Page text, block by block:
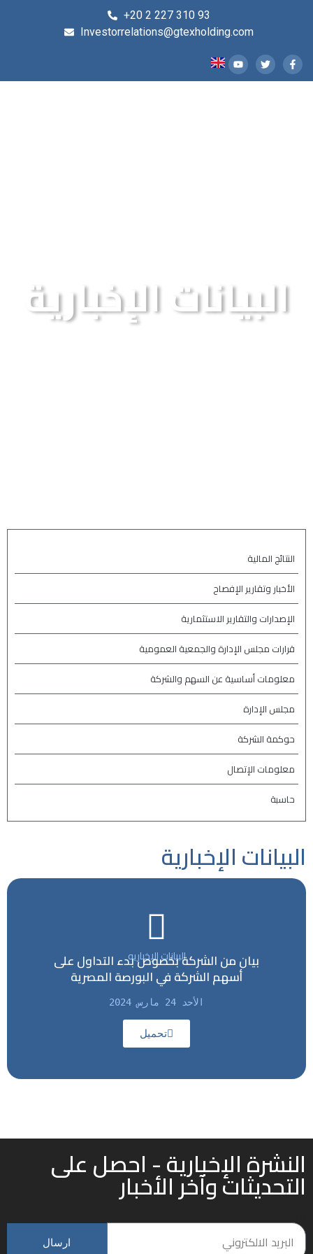
+20 2 227 310 93
Investorrelations@gtexholding.com
البيانات الإخبارية
النتائج المالية
الأخبار وتقارير الإفصاح
الإصدارات والتقارير الاستثمارية
قرارات مجلس الإدارة والجمعية العمومية
معلومات أساسية عن السهم والشركة
مجلس الإدارة
حوكمة الشركة
معلومات الإتصال
حاسبة
البيانات الإخبارية
البيانات الإخباريه
بيان من الشركة بخصوص بدء التداول على
أسهم الشركة في البورصة المصرية
الأحد 24 مارس 2024
تحميل
النشرة الإخبارية - احصل على
التحديثات وآخر الأخبار
ارسال